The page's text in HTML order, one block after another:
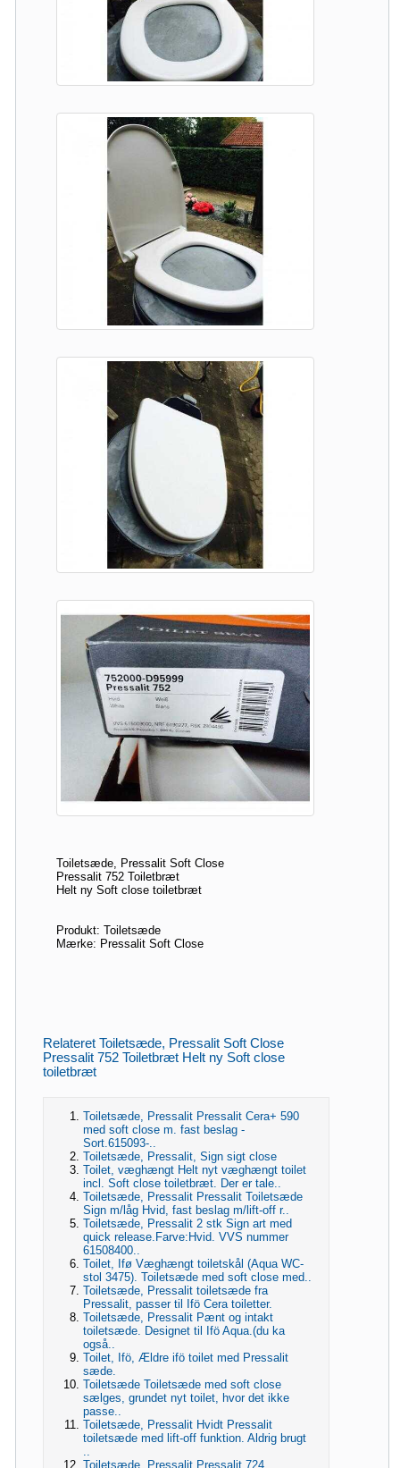
Toiletsæde, Pressalit Soft Close
Pressalit 752 Toiletbræt
Helt ny Soft close toiletbræt
Produkt: Toiletsæde
Mærke: Pressalit Soft Close
Relateret Toiletsæde, Pressalit Soft Close
Pressalit 752 Toiletbræt Helt ny Soft close
toiletbræt
Toiletsæde, Pressalit Pressalit Cera+ 590
med soft close m. fast beslag -
Sort.615093-..
Toiletsæde, Pressalit, Sign sigt close
Toilet, væghængt Helt nyt væghængt toilet
incl. Soft close toiletbræt. Der er tale..
Toiletsæde, Pressalit Pressalit Toiletsæde
Sign m/låg Hvid, fast beslag m/lift-off r..
Toiletsæde, Pressalit 2 stk Sign art med
quick release.Farve:Hvid. VVS nummer
61508400..
Toilet, Ifø Væghængt toiletskål (Aqua WC-
stol 3475). Toiletsæde med soft close med..
Toiletsæde, Pressalit toiletsæde fra
Pressalit, passer til Ifö Cera toiletter.
Toiletsæde, Pressalit Pænt og intakt
toiletsæde. Designet til Ifö Aqua.(du ka
også..
Toilet, Ifö, Ældre ifö toilet med Pressalit
sæde.
Toiletsæde Toiletsæde med soft close
sælges, grundet nyt toilet, hvor det ikke
passe..
Toiletsæde, Pressalit Hvidt Pressalit
toiletsæde med lift-off funktion. Aldrig brugt
..
Toiletsæde, Pressalit Pressalit 724